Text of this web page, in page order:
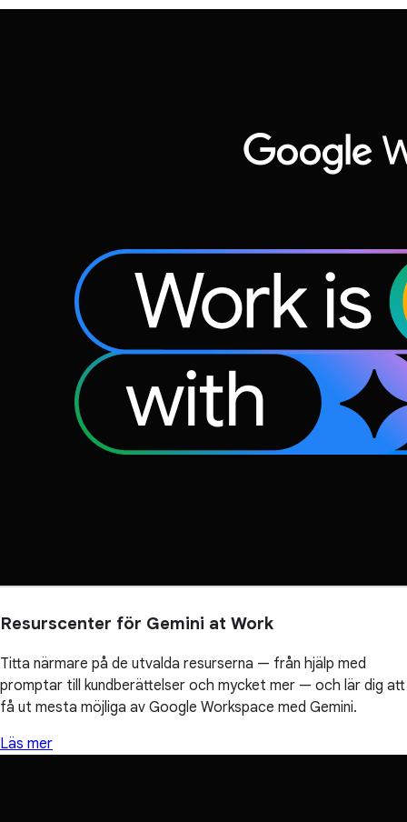
Resurscenter för Gemini at Work
Titta närmare på de utvalda resurserna — från hjälp med
promptar till kundberättelser och mycket mer — och lär dig att
få ut mesta möjliga av Google Workspace med Gemini.
Läs mer